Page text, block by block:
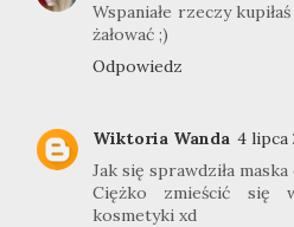
Wspaniałe rzeczy
żałować ;)
Odpowiedz
Wiktoria Wanda 4 lipca
Jak się sprawdziła
Ciężko zmieścić się
kosmetyki xd